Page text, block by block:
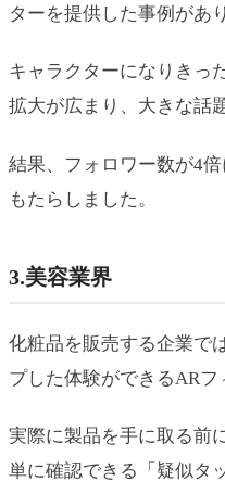
ターを提供した事例があ
キャラクターになりきっ
拡大が広まり、大きな話
結果、フォロワー数が4
もたらしました。
3.美容業界
化粧品を販売する企業で
プした体験ができるARフ
実際に製品を手に取る前
単に確認できる「疑似タ